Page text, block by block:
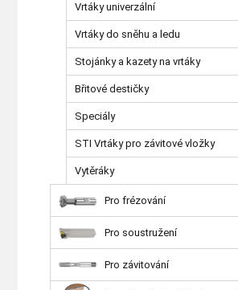
Vrtáky univerzální
Vrtáky do sněhu a ledu
Stojánky a kazety na vrtáky
Břitové destičky
Speciály
STI Vrtáky pro závitové vložky
Vytěráky
Pro frézování
Pro soustružení
Pro závitování